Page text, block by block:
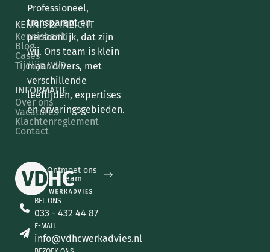
Professioneel,
transparant en
persoonlijk, dat zijn
wij. Ons team is klein
maar divers, met
verschillende
leeftijden, expertises
en ervaringsgebieden.
Ontmoet ons
team
KENNIS & INZICHT
Kennisbank
Blog
Cases
Tijdlijn WvP
INFORMATIE
Over ons
Vacatures
Klachtenreglement
Contact
BEL ONS
033 - 432 44 87
E-MAIL
info@vdhcwerkadvies.nl